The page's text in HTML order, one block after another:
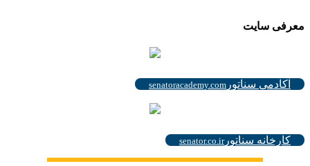
معرفی سایت
آکادمی سناتور senatoracademy.com
کارخانه سناتورsenator.co.ir